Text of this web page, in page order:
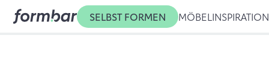
SELBST FORMEN MÖBEL INSPIRATION